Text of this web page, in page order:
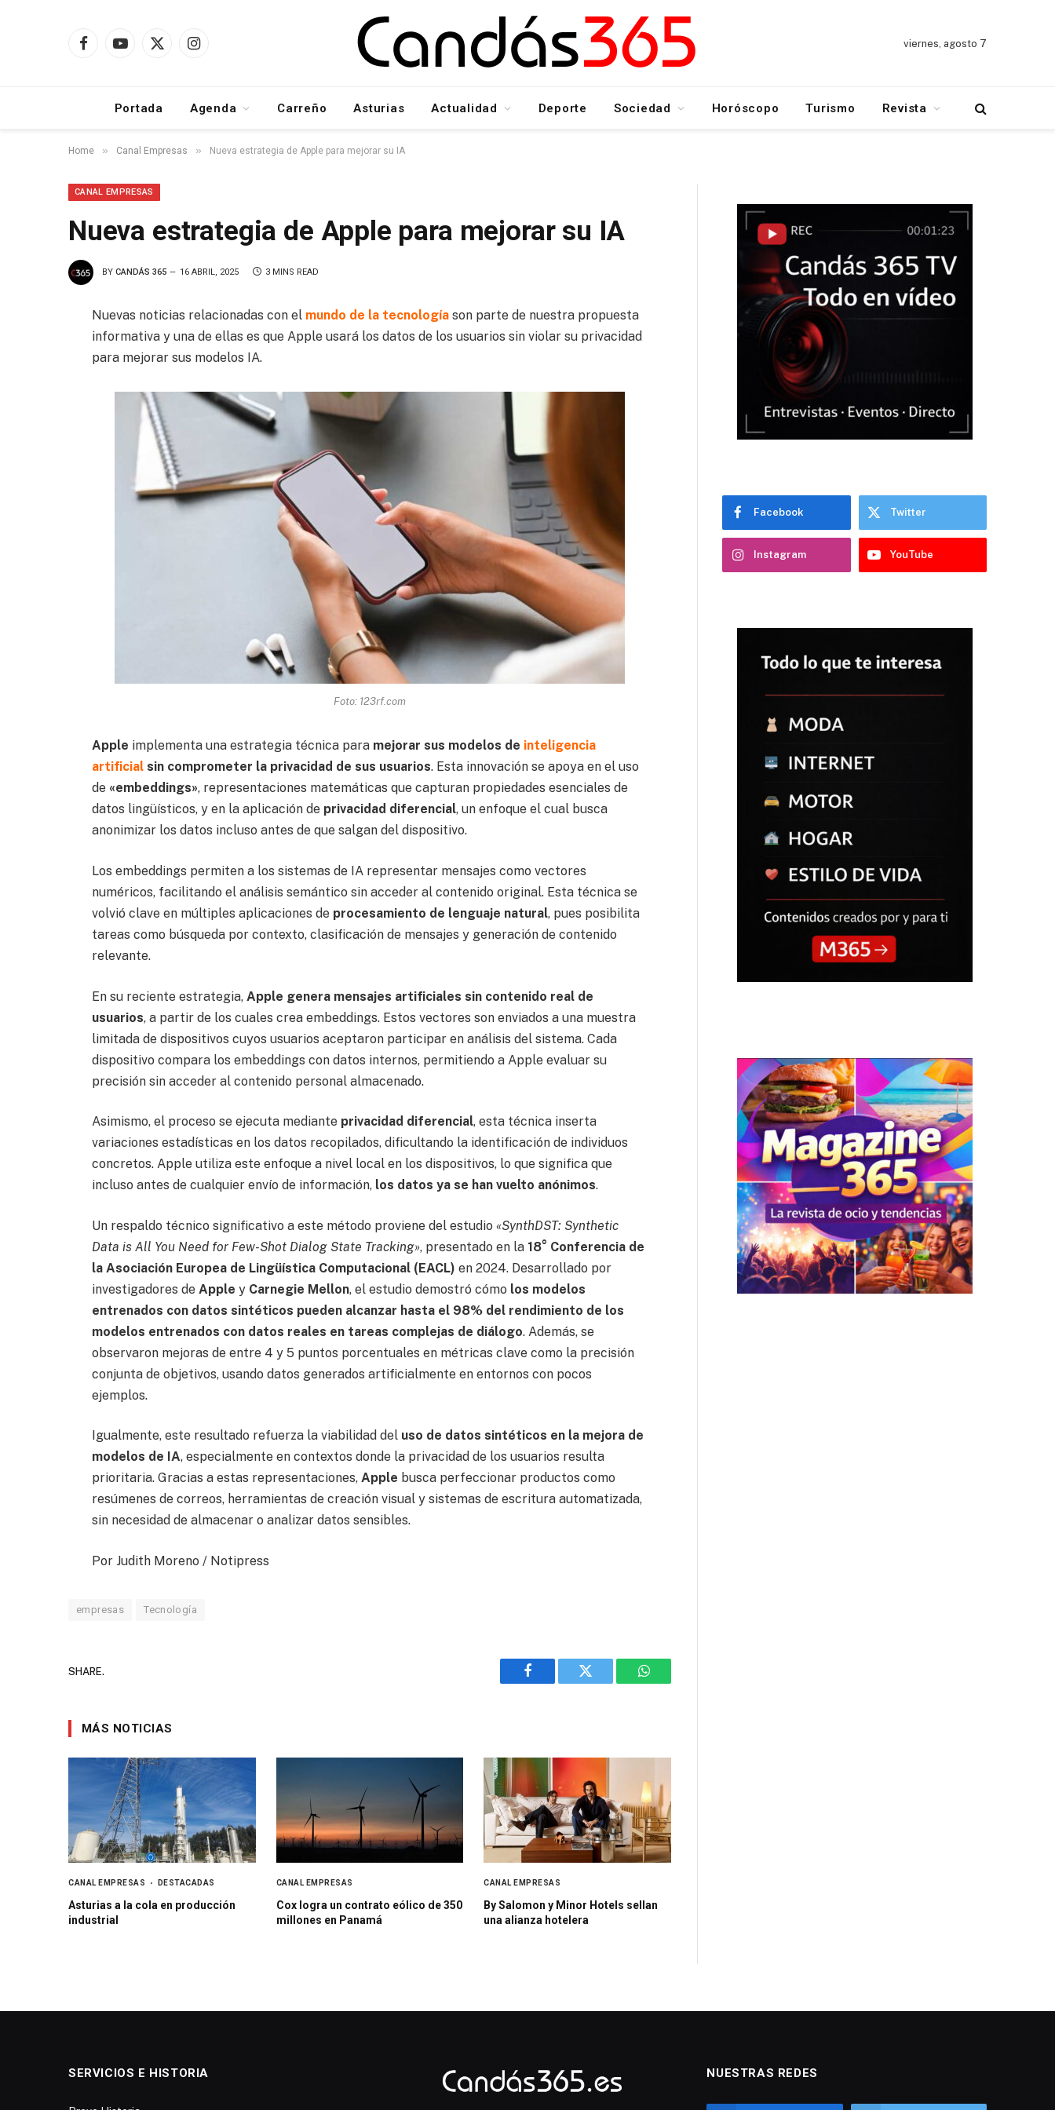
FacebookYouTube
X
Instagram
viernes, agosto 7
Portada Agenda Carreño Asturias Actualidad Deporte Sociedad Horóscopo Turismo Revista
Home » Canal Empresas » Nueva estrategia de Apple para mejorar su IA
CANAL EMPRESAS
Nueva estrategia de Apple para mejorar su IA
BY CANDÁS 365 16 ABRIL, 2025 3 MINS READ
Nuevas noticias relacionadas con el mundo de la tecnología son parte de nuestra propuesta
informativa y una de ellas es que Apple usará los datos de los usuarios sin violar su privacidad
para mejorar sus modelos IA.
Foto: 123rf.com
Apple implementa una estrategia técnica para mejorar sus modelos de inteligencia
artificial sin comprometer la privacidad de sus usuarios. Esta innovación se apoya en el uso
de «embeddings», representaciones matemáticas que capturan propiedades esenciales de
datos lingüísticos, y en la aplicación de privacidad diferencial, un enfoque el cual busca
anonimizar los datos incluso antes de que salgan del dispositivo.
Los embeddings permiten a los sistemas de IA representar mensajes como vectores
numéricos, facilitando el análisis semántico sin acceder al contenido original. Esta técnica se
volvió clave en múltiples aplicaciones de procesamiento de lenguaje natural, pues posibilita
tareas como búsqueda por contexto, clasificación de mensajes y generación de contenido
relevante.
En su reciente estrategia, Apple genera mensajes artificiales sin contenido real de
usuarios, a partir de los cuales crea embeddings. Estos vectores son enviados a una muestra
limitada de dispositivos cuyos usuarios aceptaron participar en análisis del sistema. Cada
dispositivo compara los embeddings con datos internos, permitiendo a Apple evaluar su
precisión sin acceder al contenido personal almacenado.
Asimismo, el proceso se ejecuta mediante privacidad diferencial, esta técnica inserta
variaciones estadísticas en los datos recopilados, dificultando la identificación de individuos
concretos. Apple utiliza este enfoque a nivel local en los dispositivos, lo que significa que
incluso antes de cualquier envío de información, los datos ya se han vuelto anónimos.
Un respaldo técnico significativo a este método proviene del estudio«SynthDST: Synthetic
Data is All You Need for Few-Shot Dialog State Tracking», presentado en la 18° Conferencia de
la Asociación Europea de Lingüística Computacional (EACL) en 2024. Desarrollado por
investigadores deAppley Carnegie Mellon, el estudio demostró cómo los modelos
entrenados con datos sintéticos pueden alcanzar hasta el 98% del rendimiento de los
modelos entrenados con datos reales en tareas complejas de diálogo. Además, se
observaron mejoras de entre 4 y 5 puntos porcentuales en métricas clave como la precisión
conjunta de objetivos, usando datos generados artificialmente en entornos con pocos
ejemplos.
Igualmente, este resultado refuerza la viabilidad del uso de datos sintéticos en la mejora de
modelos de IA, especialmente en contextos donde la privacidad de los usuarios resulta
prioritaria. Gracias a estas representaciones,Apple busca perfeccionar productos como
resúmenes de correos, herramientas de creación visual y sistemas de escritura automatizada,
sin necesidad de almacenar o analizar datos sensibles.
Por Judith Moreno / Notipress
empresas Tecnología
SHARE.
Facebook Twitter WhatsApp
MÁS NOTICIAS
CANAL EMPRESAS DESTACADAS
Asturias a la cola en producción
industrial
CANAL EMPRESAS
Cox logra un contrato eólico de 350
millones en Panamá
CANAL EMPRESAS
By Salomon y Minor Hotels sellan
una alianza hotelera
Facebook Twitter
Instagram YouTube
SERVICIOS E HISTORIA NUESTRAS REDES